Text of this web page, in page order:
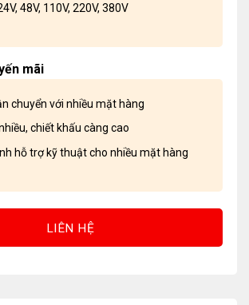
48V, 110V, 220V, 380V
mãi
chuyển với nhiều mặt hàng
chiết khấu càng cao
hỗ trợ kỹ thuật cho nhiều mặt hàng
LIÊN HỆ